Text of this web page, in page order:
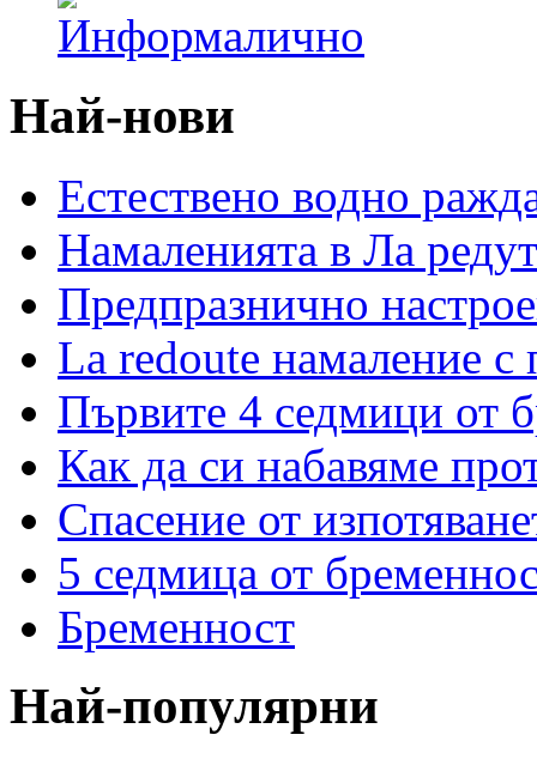
Най-нови
Естествено водно
Намаленията в Ла
Предпразнично
La redoute намаление с
Първите 4 седмици от
Как да си набавяме
Спасение от
5 седмица от
Бременност
Най-популярни